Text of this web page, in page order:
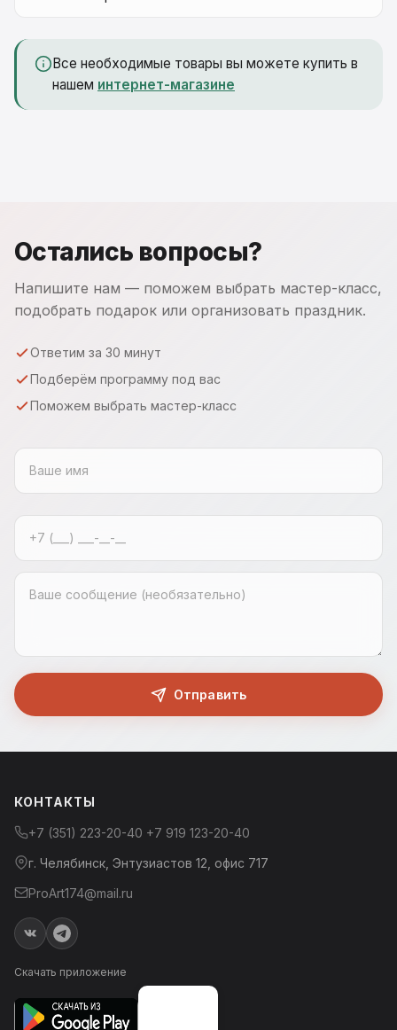
Все необходимые товары вы можете купить в
нашем интернет-магазине
Остались вопросы?
Напишите нам — поможем выбрать мастер-класс,
подобрать подарок или организовать праздник.
Ответим за 30 минут
Подберём программу под вас
Поможем выбрать мастер-класс
Отправить
КОНТАКТЫ
+7 (351) 223-20-40 +7 919 123-20-40
г. Челябинск, Энтузиастов 12, офис 717
ProArt174@mail.ru
Скачать приложение